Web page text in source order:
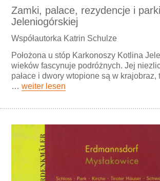
Zamki, palace, rezydencje i
Jeleniogórskiej
Współautorka Katrin Schulze
Położona u stóp Karkonoszy Kotlina
wieków fascynuje podróżnych. Jej
pałace i dwory wtopione są w krajobraz,
…weiter lesen